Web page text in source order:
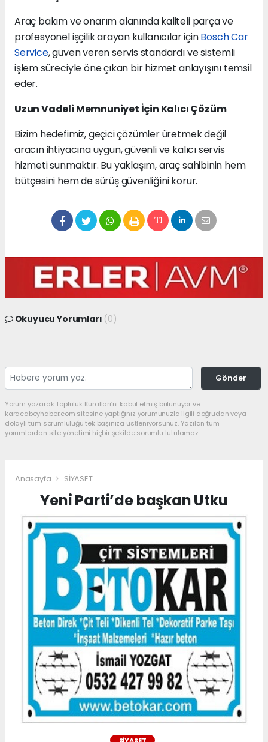
Araç bakım ve onarım alanında kaliteli parça ve
profesyonel işçilik arayan kullanıcılar içinBosch Car
Service, güven veren servis standardı ve sistemli
işlem süreciyle öne çıkan bir hizmet anlayışını temsil
eder.
Uzun Vadeli Memnuniyet İçin Kalıcı Çözüm
Bizim hedefimiz, geçici çözümler üretmek değil
aracın ihtiyacına uygun, güvenli ve kalıcı servis
hizmeti sunmaktır. Bu yaklaşım, araç sahibinin hem
bütçesini hem de sürüş güvenliğini korur.
Okuyucu Yorumları (0)
Gönder
Yorum yazarak Topluluk Kuralları’nı kabul etmiş bulunuyor ve
karacabeyhaber.com sitesine yaptığınız yorumunuzla ilgili doğrudan veya
dolaylı tüm sorumluluğu tek başınıza üstleniyorsunuz. Yazılan tüm
yorumlardan site yönetimi hiçbir şekilde sorumlu tutulamaz.
Anasayfa SİYASET
Yeni Parti’de başkan Utku